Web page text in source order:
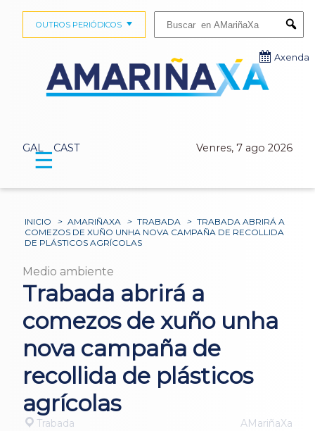
GAL CAST Venres, 7 ago 2026
OUTROS PERIÓDICOS
Axenda
☰
INICIO > AMARIÑAXA > TRABADA > TRABADA ABRIRÁ A
COMEZOS DE XUÑO UNHA NOVA CAMPAÑA DE RECOLLIDA
DE PLÁSTICOS AGRÍCOLAS
Medio ambiente
Trabada abrirá a
comezos de xuño unha
nova campaña de
recollida de plásticos
agrícolas
Trabada AMariñaXa